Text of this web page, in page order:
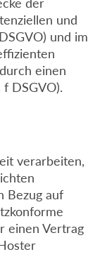
und
und im
einen
DSGVO).
verarbeiten,
Bezug auf
einen Vertrag